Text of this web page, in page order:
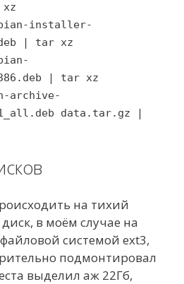
installer-
| tar xz
| tar xz
archive-
data.tar.gz |
на тихий
в моём случае на
файловой системой ext3,
подмонтировал
выделил аж 22Гб,